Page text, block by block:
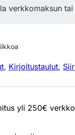
verkkomaksun
, Kirjoitustaulut,
yli 250€